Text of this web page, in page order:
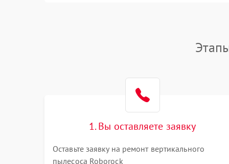
1. Вы оставляете заявку
Оставьте заявку на ремонт вертикального
пылесоса Roborock